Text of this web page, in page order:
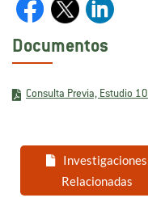
Documentos
Consulta Previa, Estudio 10
Investigaciones
Relacionadas